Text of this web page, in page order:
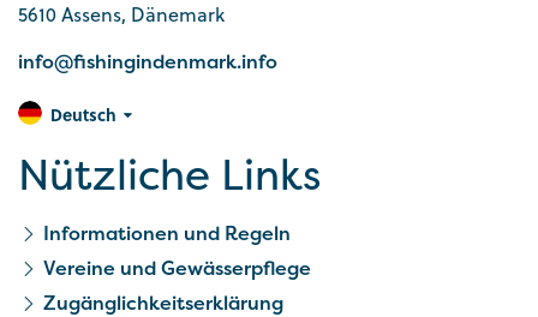
5610 Assens, Dänemark
info@fishingindenmark.info
Deutsch
Nützliche Links
Informationen und Regeln
Vereine und Gewässerpflege
Zugänglichkeitserklärung